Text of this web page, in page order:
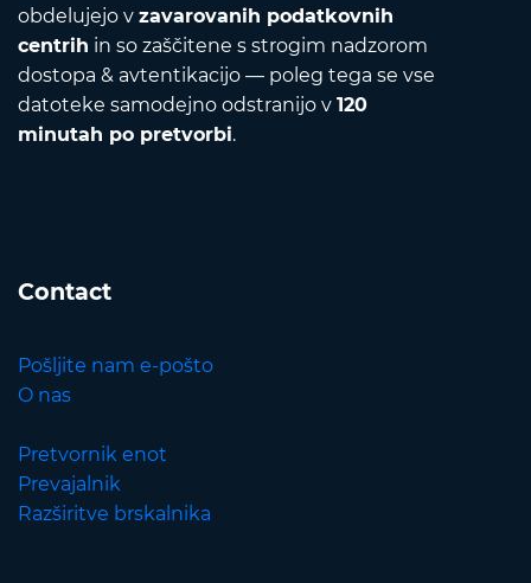
obdelujejo v zavarovanih podatkovnih
centrih in so zaščitene s strogim nadzorom
dostopa & avtentikacijo — poleg tega se vse
datoteke samodejno odstranijo v 120
minutah po pretvorbi.
Contact
Pošljite nam e-pošto
O nas
Pretvornik enot
Prevajalnik
Razširitve brskalnika